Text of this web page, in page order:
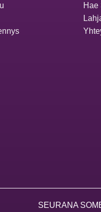
Hae
SEURANA